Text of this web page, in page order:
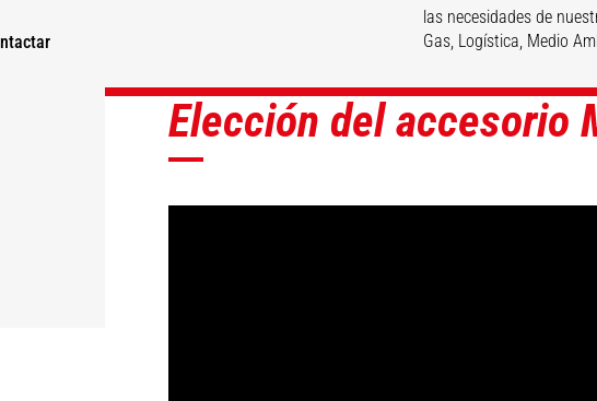
las necesidades de
Gas, Logística, Medio
Elección del accesorio